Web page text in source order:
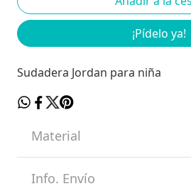
¡Pídelo ya!
Sudadera Jordan para niña
Material
Info. Envío